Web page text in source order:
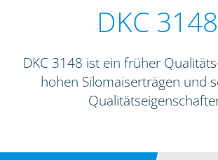
DKC 3148
DKC 3148 ist ein früher
hohen Silomaiserträgen und